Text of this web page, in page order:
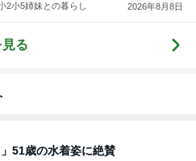
2小5姉妹との暮らし 2026年8月8日
る
」51歳の水着姿に絶賛